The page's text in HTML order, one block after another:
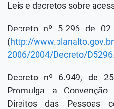
Leis e decretos sobre
Decreto nº 5.296 de
(http://
2006/2004/Decreto/
Decreto nº 6.949, de
Promulga a
Direitos das Pessoas